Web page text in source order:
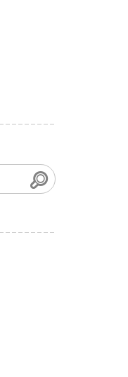
Search